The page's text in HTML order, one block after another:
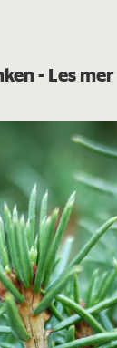
- Les mer